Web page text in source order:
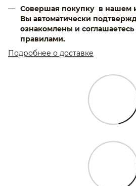
Совершая покупку в нашем
Вы автоматически
ознакомлены и
правилами.
Подробнее о доставке